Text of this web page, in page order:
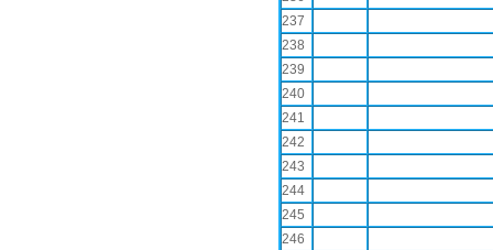
237
238
239
240
241
242
243
244
245
246